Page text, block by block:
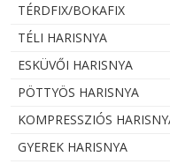
TÉRDFIX/BOKAFIX
TÉLI HARISNYA
ESKÜVŐI HARISNYA
PÖTTYÖS HARISNYA
KOMPRESSZIÓS
GYEREK HARISNYA